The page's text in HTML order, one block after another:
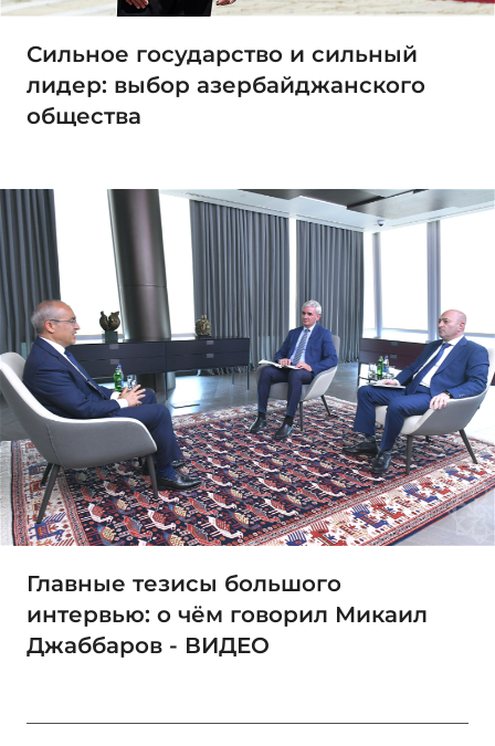
Сильное государство и сильный
лидер: выбор азербайджанского
общества
Главные тезисы большого
интервью: о чём говорил Микаил
Джаббаров - ВИДЕО